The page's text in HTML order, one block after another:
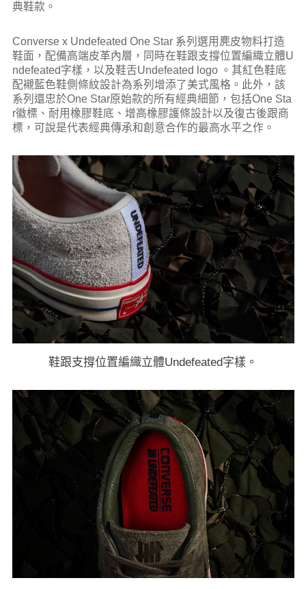
典鞋款。
Converse x Undefeated One Star 系列選用麂皮物料打造
鞋面，配備高端皮革內層，同時在鞋跟支撐位置編織立體U
ndefeated字樣，以及鞋舌Undefeated logo 。其紅色鞋底
配襯藍色鞋側條紋設計為系列增添了美式風格。此外，該
系列還忠於One Star原始款的所有經典細節，包括One Sta
r徽標、耐用橡膠鞋底、增高橡膠護條設計以及復古後跟商
標，可說是代表經典傳承和創意合作的最高水平之作。
鞋跟支撐位置編織立體Undefeated字樣。